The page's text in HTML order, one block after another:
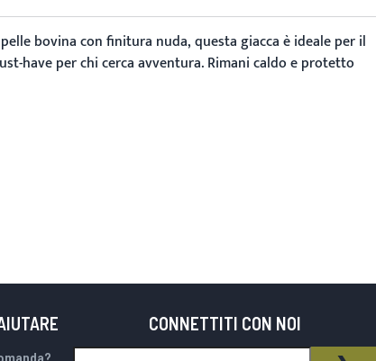
bovina con finitura nuda, questa giacca è ideale per il
have per chi cerca avventura. Rimani caldo e protetto
CONNETTITI CON NOI